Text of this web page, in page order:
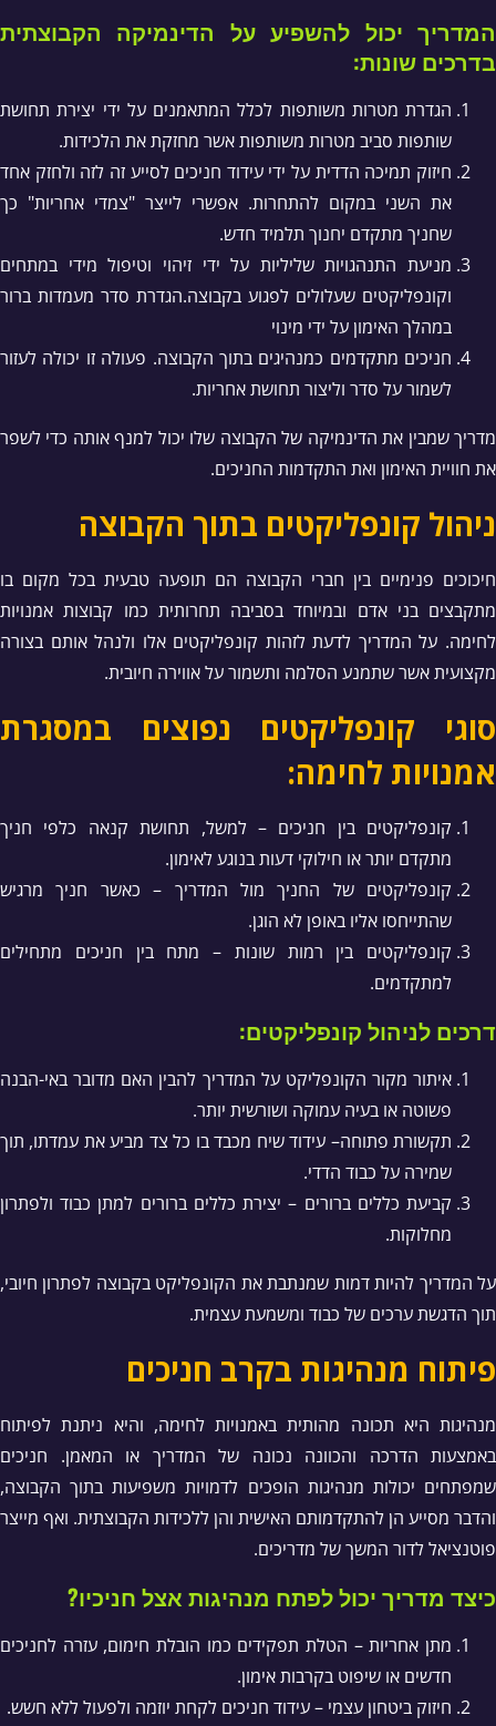
המדריך יכול להשפיע על הדינמיקה הקבוצתית
בדרכים שונות:
הגדרת מטרות משותפות לכלל המתאמנים על ידי יצירת תחושת
שותפות סביב מטרות משותפות אשר מחזקת את הלכידות.
חיזוק תמיכה הדדית על ידי עידוד חניכים לסייע זה לזה ולחזק אחד
את השני במקום להתחרות. אפשרי לייצר "צמדי אחריות" כך
שחניך מתקדם יחנוך תלמיד חדש.
מניעת התנהגויות שליליות על ידי זיהוי וטיפול מידי במתחים
וקונפליקטים שעלולים לפגוע בקבוצה.הגדרת סדר מעמדות ברור
במהלך האימון על ידי מינוי
חניכים מתקדמים כמנהיגים בתוך הקבוצה. פעולה זו יכולה לעזור
לשמור על סדר וליצור תחושת אחריות.
מדריך שמבין את הדינמיקה של הקבוצה שלו יכול למנף אותה כדי לשפר
את חוויית האימון ואת התקדמות החניכים.
ניהול קונפליקטים בתוך הקבוצה
חיכוכים פנימיים בין חברי הקבוצה הם תופעה טבעית בכל מקום בו
מתקבצים בני אדם ובמיוחד בסביבה תחרותית כמו קבוצות אמנויות
לחימה. על המדריך לדעת לזהות קונפליקטים אלו ולנהל אותם בצורה
מקצועית אשר שתמנע הסלמה ותשמור על אווירה חיובית.
סוגי קונפליקטים נפוצים במסגרת
אמנויות לחימה:
קונפליקטים בין חניכים – למשל, תחושת קנאה כלפי חניך
מתקדם יותר או חילוקי דעות בנוגע לאימון.
קונפליקטים של החניך מול המדריך – כאשר חניך מרגיש
שהתייחסו אליו באופן לא הוגן.
קונפליקטים בין רמות שונות – מתח בין חניכים מתחילים
למתקדמים.
דרכים לניהול קונפליקטים:
איתור מקור הקונפליקט על המדריך להבין האם מדובר באי-הבנה
פשוטה או בעיה עמוקה ושורשית יותר.
תקשורת פתוחה– עידוד שיח מכבד בו כל צד מביע את עמדתו, תוך
שמירה על כבוד הדדי.
קביעת כללים ברורים – יצירת כללים ברורים למתן כבוד ולפתרון
מחלוקות.
על המדריך להיות דמות שמנתבת את הקונפליקט בקבוצה לפתרון חיובי,
תוך הדגשת ערכים של כבוד ומשמעת עצמית.
פיתוח מנהיגות בקרב חניכים
מנהיגות היא תכונה מהותית באמנויות לחימה, והיא ניתנת לפיתוח
באמצעות הדרכה והכוונה נכונה של המדריך או המאמן. חניכים
שמפתחים יכולות מנהיגות הופכים לדמויות משפיעות בתוך הקבוצה,
והדבר מסייע הן להתקדמותם האישית והן ללכידות הקבוצתית. ואף מייצר
פוטנציאל לדור המשך של מדריכים.
כיצד מדריך יכול לפתח מנהיגות אצל חניכיו?
מתן אחריות – הטלת תפקידים כמו הובלת חימום, עזרה לחניכים
חדשים או שיפוט בקרבות אימון.
חיזוק ביטחון עצמי – עידוד חניכים לקחת יוזמה ולפעול ללא חשש.